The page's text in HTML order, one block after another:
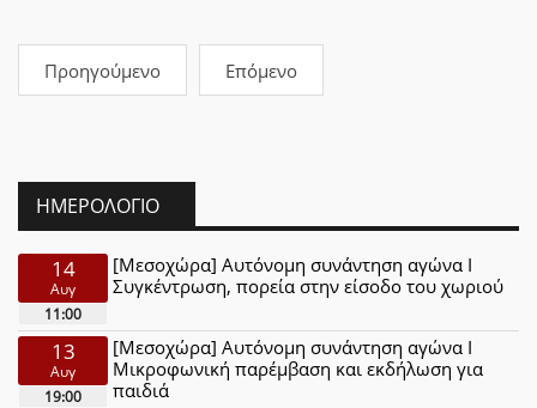
Προηγούμενο Επόμενο
ΗΜΕΡΟΛΌΓΙΟ
14
Αυγ
11:00
[Μεσοχώρα] Αυτόνομη συνάντηση αγώνα Ι
Συγκέντρωση, πορεία στην είσοδο του χωριού
13
Αυγ
19:00
[Μεσοχώρα] Αυτόνομη συνάντηση αγώνα Ι
Μικροφωνική παρέμβαση και εκδήλωση για
παιδιά